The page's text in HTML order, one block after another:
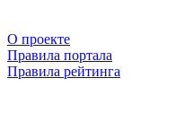
О проекте
Правила портала
Правила рейтинга